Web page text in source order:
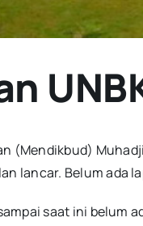
(Mendikbud)
lancar. Belum ada
saat ini belum